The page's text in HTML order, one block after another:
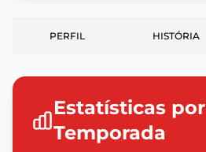
PERFIL HISTÓRIA
Estatísticas por
Temporada